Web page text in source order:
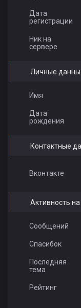
Дата
регистрации
Ник на
сервере
Личные
Имя
Дата
рождения
Контактные
Вконтакте
Активность
Сообщений
Спасибок
Последняя
тема
Рейтинг